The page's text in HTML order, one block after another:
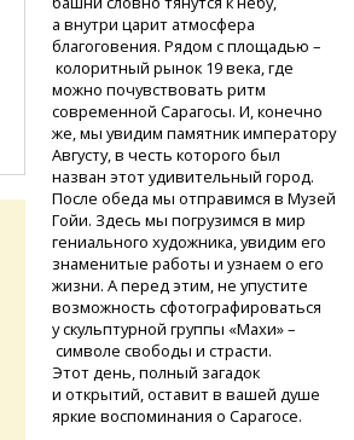
а внутри царит атмосфера
благоговения. Рядом с площадью –
колоритный рынок 19 века, где
можно почувствовать ритм
современной Сарагосы. И, конечно
же, мы увидим памятник императору
Августу, в честь которого был
назван этот удивительный город.
После обеда мы отправимся в Музей
Гойи. Здесь мы погрузимся в мир
гениального художника, увидим его
знаменитые работы и узнаем о его
жизни. А перед этим, не упустите
возможность сфотографироваться
у скульптурной группы «Махи» –
символе свободы и страсти.
Этот день, полный загадок
и открытий, оставит в вашей душе
яркие воспоминания о Сарагосе.